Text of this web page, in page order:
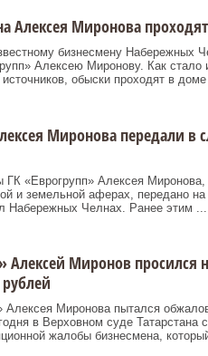
Алексея Миронова
бизнесмену Набережных
Алексею Миронову. Как стало
обыски проходят в
Миронова передали в
ГК «Еврогрупп» Алексея Миронова,
и земельной аферах, передано
Набережных Челнах. Ранее этим ...
Алексей Миронов просился
Алексея Миронова пытался
в Верховном суде Татарстана
жалобы бизнесмена,